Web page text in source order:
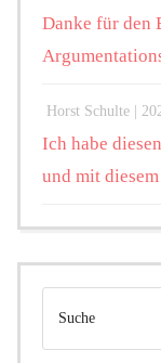
Danke für den
Horst Schulte |
Ich habe
und mit diesem